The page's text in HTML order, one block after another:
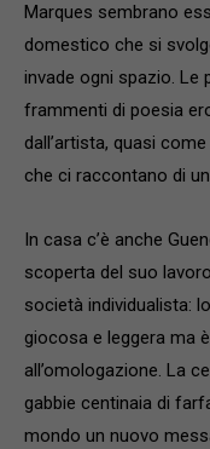
Marques sembrano
domestico che si
invade ogni spazio. Le
frammenti di poesia
dall’artista, quasi
che ci raccontano di
In casa c’è anche
scoperta del suo
società individualista:
giocosa e leggera ma
all’omologazione. La
gabbie centinaia di
mondo un nuovo